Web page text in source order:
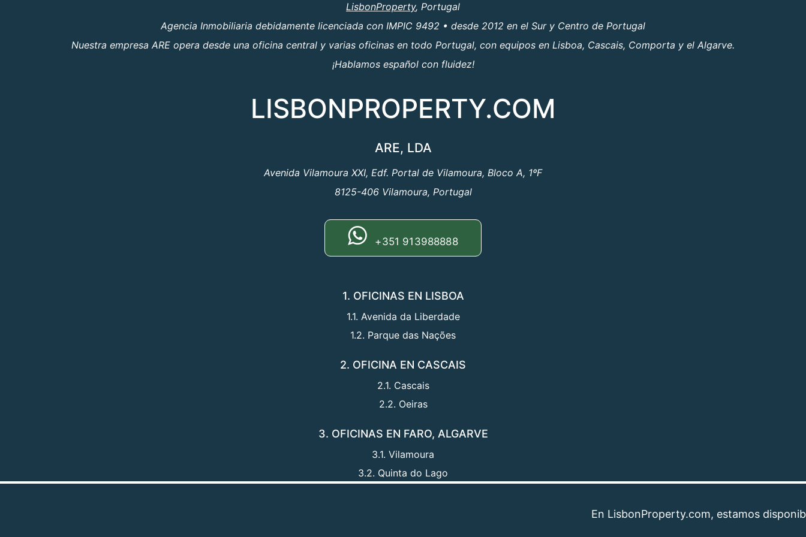
LisbonProperty, Portugal
Agencia Inmobiliaria debidamente licenciada con IMPIC 9492 • desde 2012 en el Sur y Centro de Portugal
Nuestra empresa ARE opera desde una oficina central y varias oficinas en todo Portugal, con equipos en Lisboa, Cascais, Comporta y el Algarve.
¡Hablamos español con fluidez!
LISBONPROPERTY.COM
ARE, LDA
Avenida Vilamoura XXI, Edf. Portal de Vilamoura, Bloco A, 1ºF
8125-406 Vilamoura, Portugal
+351 913988888
1. OFICINAS EN LISBOA
1.1. Avenida da Liberdade
1.2. Parque das Nações
2. OFICINA EN CASCAIS
2.1. Cascais
2.2. Oeiras
3. OFICINAS EN FARO, ALGARVE
3.1. Vilamoura
3.2. Quinta do Lago
En LisbonProperty.com, estamos disponibles